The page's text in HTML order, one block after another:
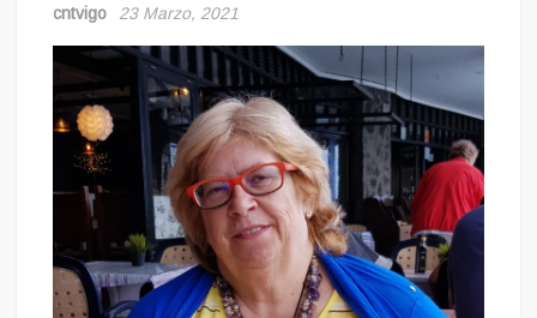
cntvigo 23 Marzo, 2021